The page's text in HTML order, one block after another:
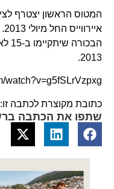
המטוס הראשון יצטרף
2013.
watch?v=g5fSLrVzpxg
כתובת מקוצרת לכתבה זו:
שתפו את הכתבה